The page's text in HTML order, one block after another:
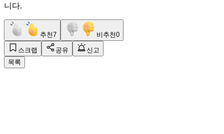
니다.
추천7 비추천0
스크랩 공유
신고
목록